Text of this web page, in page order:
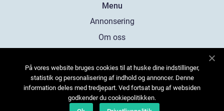
Menu
Annonsering
Om oss
Kontakta oss
Sitemap
På vores website bruges cookies til at huske dine indstillinger,
statistik og personalisering af indhold og annoncer. Denne
information deles med tredjepart. Ved fortsat brug af websiden
godkender du cookiepolitikken.